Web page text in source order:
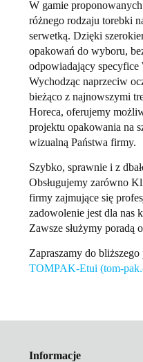
W gamie
różnego rodzaju torebki
serwetką. Dzięki
opakowań do wyboru,
odpowiadający specyfice
Wychodząc naprzeciw
bieżąco z najnowszymi
Horeca, oferujemy
projektu opakowania na
wizualną Państwa firmy.
Szybko, sprawnie i z
Obsługujemy zarówno
firmy zajmujące się
zadowolenie jest dla nas
Zawsze służymy poradą
Zapraszamy do
TOMPAK-Etui (tom-
Informacje